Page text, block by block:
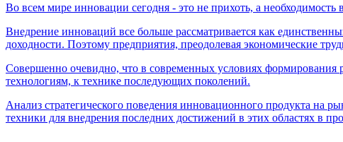
Во всем мире инновации сегодня - это не прихоть, а
Внедрение инноваций все больше рассматривается как
доходности. Поэтому предприятия, преодолевая экономические
Совершенно очевидно, что в современных условиях
технологиям, к технике последующих поколений.
Анализ стратегического поведения инновационного продукта на
техники для внедрения последних достижений в этих областях в